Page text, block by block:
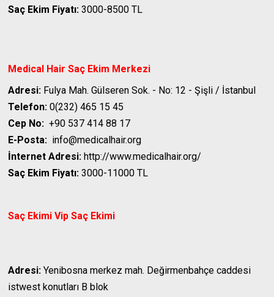
Saç Ekim Fiyatı: 3000-8500 TL
Medical Hair Saç Ekim Merkezi
Adresi: Fulya Mah. Gülseren Sok. - No: 12 - Şişli / İstanbul
Telefon: 0(232) 465 15 45
Cep No: +90 537 414 88 17
E-Posta: info@medicalhair.org
İnternet Adresi: http://www.medicalhair.org/
Saç Ekim Fiyatı: 3000-11000 TL
Saç Ekimi Vip Saç Ekimi
Adresi: Yenibosna merkez mah. Değirmenbahçe caddesi
istwest konutları B blok